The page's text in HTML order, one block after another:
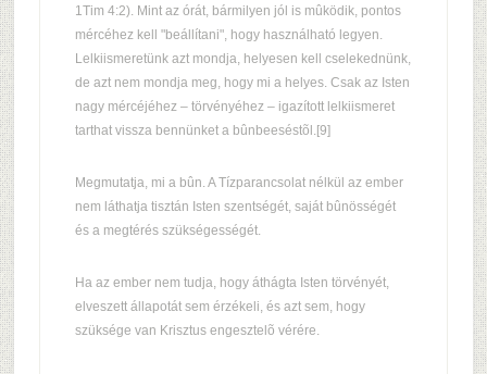
1Tim 4:2). Mint az órát, bármilyen jól is mûködik, pontos
mércéhez kell "beállítani", hogy használható legyen.
Lelkiismeretünk azt mondja, helyesen kell cselekednünk,
de azt nem mondja meg, hogy mi a helyes. Csak az Isten
nagy mércéjéhez – törvényéhez – igazított lelkiismeret
tarthat vissza bennünket a bûnbeeséstõl.[9]
Megmutatja, mi a bûn. A Tízparancsolat nélkül az ember
nem láthatja tisztán Isten szentségét, saját bûnösségét
és a megtérés szükségességét.
Ha az ember nem tudja, hogy áthágta Isten törvényét,
elveszett állapotát sem érzékeli, és azt sem, hogy
szüksége van Krisztus engesztelõ vérére.